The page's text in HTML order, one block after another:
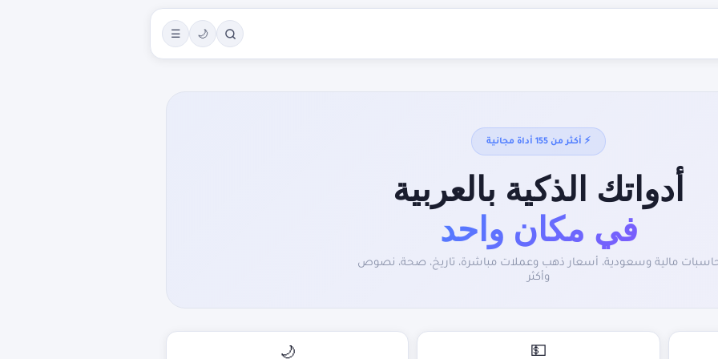
🌙
☰
⚡ أكثر من 155 أداة مجانية
أدواتك الذكية بالعربية
في مكان واحد
مالية وسعودية، أسعار ذهب وعملات مباشرة، تاريخ، صحة، نصوص
وأكثر
💵
🌙